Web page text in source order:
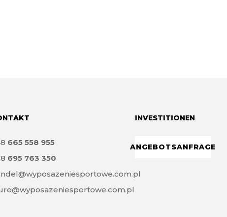
665 558 955
695 763 350
INVESTITIONEN
ANGEBOTSANFRAGE